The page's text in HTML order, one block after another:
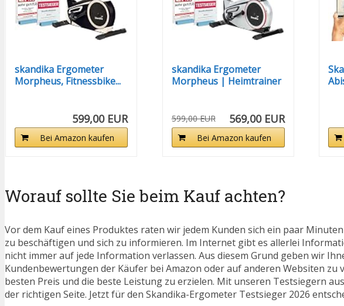
skandika Ergometer
Morpheus, Fitnessbike...
599,00 EUR
Bei Amazon kaufen
skandika Ergometer
Morpheus | Heimtrainer
599,00 EUR 569,00 EUR
Bei Amazon kaufen
Worauf sollte Sie beim Kauf achten?
Vor dem Kauf eines Produktes raten wir jedem Kunden sich ein paar
zu beschäftigen und sich zu informieren. Im Internet gibt es allerlei
nicht immer auf jede Information verlassen. Aus diesem Grund geben wir
Kundenbewertungen der Käufer bei Amazon oder auf anderen Websiten zu
besten Preis und die beste Leistung zu erzielen. Mit unseren Testsiegern
der richtigen Seite. Jetzt für den Skandika-Ergometer Testsieger 2026